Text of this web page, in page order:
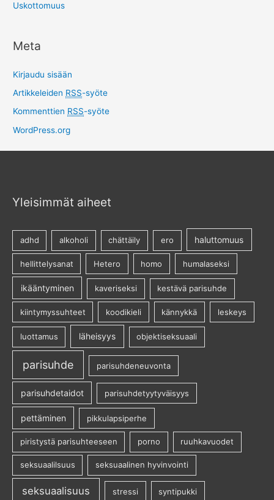
Uskottomuus
Meta
Kirjaudu sisään
Artikkeleiden RSS-syöte
Kommenttien RSS-syöte
WordPress.org
Yleisimmät aiheet
adhd alkoholi chättäily ero haluttomuus
hellittelysanat Hetero homo humalaseksi
ikääntyminen kaveriseksi kestävä parisuhde
kiintymyssuhteet koodikieli kännykkä leskeys
luottamus läheisyys objektiseksuaali
parisuhde parisuhdeneuvonta
parisuhdetaidot parisuhdetyytyväisyys
pettäminen pikkulapsiperhe
piristystä parisuhteeseen porno ruuhkavuodet
seksuaalilsuus seksuaalinen hyvinvointi
seksuaalisuus stressi syntipukki